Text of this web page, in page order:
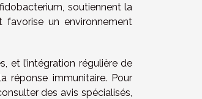
soutiennent la
favorise un environnement
et l’intégration régulière de
réponse immunitaire. Pour
des avis spécialisés,